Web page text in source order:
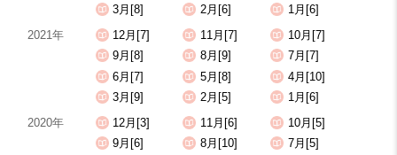
3月[8]
2月[6]
1月[6]
2021年
12月[7] 11月[7]
10月[7]
9月[8]
8月[9]
7月[7]
6月[7]
5月[8]
4月[10]
3月[9]
2月[5]
1月[6]
2020年
12月[3] 11月[6]
10月[5]
9月[6]
8月[10]
7月[5]